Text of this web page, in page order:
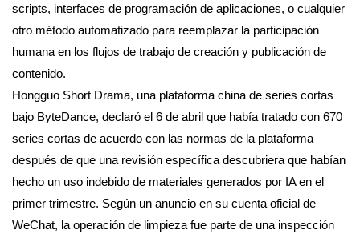
scripts, interfaces de programación de aplicaciones, o cualquier
otro método automatizado para reemplazar la participación
humana en los flujos de trabajo de creación y publicación de
contenido.
Hongguo Short Drama, una plataforma china de series cortas
bajo ByteDance, declaró el 6 de abril que había tratado con 670
series cortas de acuerdo con las normas de la plataforma
después de que una revisión específica descubriera que habían
hecho un uso indebido de materiales generados por IA en el
primer trimestre. Según un anuncio en su cuenta oficial de
WeChat, la operación de limpieza fue parte de una inspección